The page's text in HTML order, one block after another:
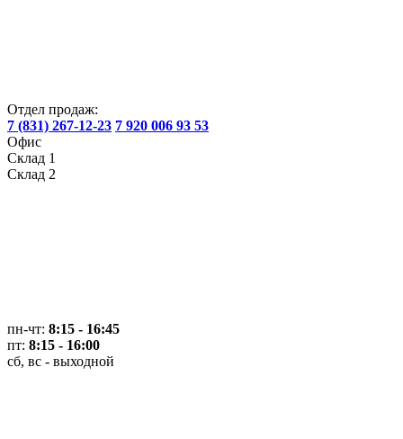
Отдел продаж:
7 (831) 267-12-23 7 920 006 93 53
Офис
Склад 1
Склад 2
пн-чт: 8:15 - 16:45
пт: 8:15 - 16:00
сб, вс - выходной